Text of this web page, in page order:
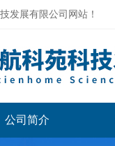
发展有限公司网站！
公司简介